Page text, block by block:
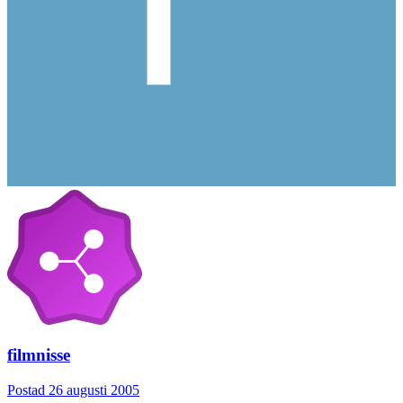
filmnisse
Postad 26 augusti 2005